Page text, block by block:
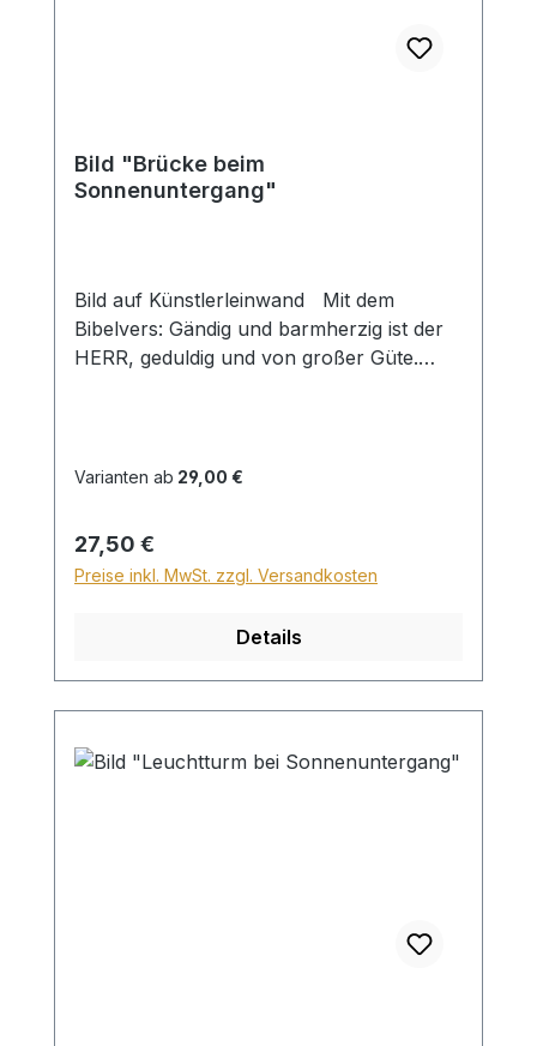
Bild "Brücke beim
Sonnenuntergang"
Bild auf Künstlerleinwand Mit dem
Bibelvers: Gändig und barmherzig ist der
HERR, geduldig und von großer Güte.
Deutschlands ein Zuschlag für Sperrgut in
Versand ins Ausland beträgt der
Sperrgutzuschlag 30€.
Varianten ab 29,00 €
Regulärer Preis:
27,50 €
Preise inkl. MwSt. zzgl. Versandkosten
Details